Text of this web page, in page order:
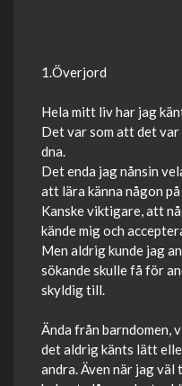
1.Överjord
Hela mitt liv har jag
Det var som att det var
dna.
Det enda jag nånsin
att lära känna någon
Kanske viktigare, att
kände mig och
Men aldrig kunde jag
sökande skulle få för
skyldig till.
Ända från barndomen,
det aldrig känts lätt
andra. Även när jag